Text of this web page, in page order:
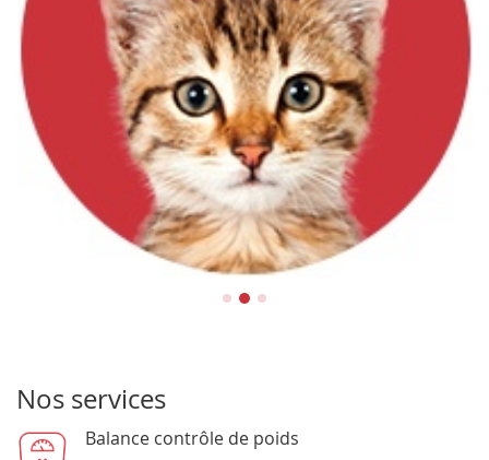
Nos services
Balance contrôle de poids